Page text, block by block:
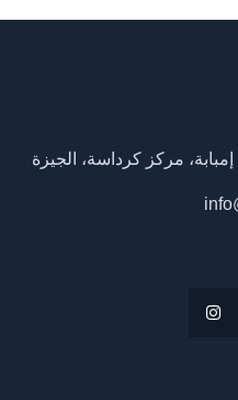
مركز كرداسة، الجيزة